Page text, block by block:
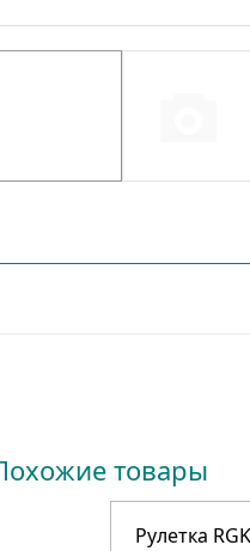
товары
Рулетка